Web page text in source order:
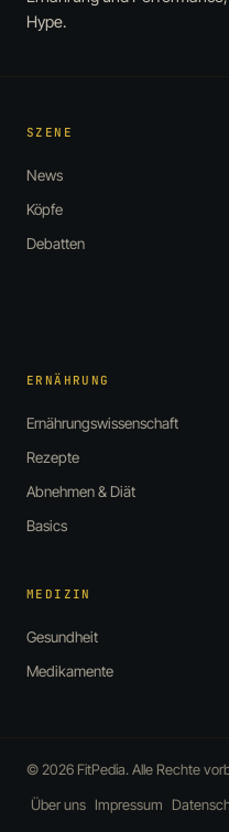
Hype.
SZENE
News
Köpfe
Debatten
ERNÄHRUNG
Ernährungswissenschaft
Rezepte
Abnehmen & Diät
Basics
MEDIZIN
Gesundheit
Medikamente
© 2026 FitPedia. Alle Rechte
Über uns Impressum